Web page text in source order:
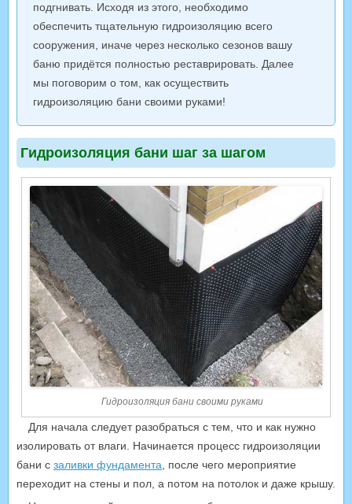
подгнивать. Исходя из этого, необходимо
обеспечить тщательную гидроизоляцию всего
сооружения, иначе через несколько сезонов вашу
баню придётся полностью реставрировать. Далее
мы поговорим о том, как осуществить
гидроизоляцию бани своими руками!
Гидроизоляция бани шаг за шагом
Гидроизоляция бани своими руками
Для начала следует разобраться с тем, что и как нужно
изолировать от влаги. Начинается процесс гидроизоляции
бани с заливки фундамента, после чего мероприятие
переходит на стены и пол, а потом на потолок и даже крышу.